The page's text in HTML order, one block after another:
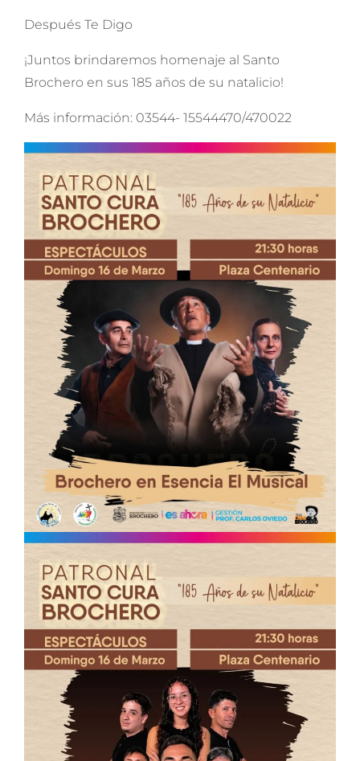
Después Te Digo
¡Juntos brindaremos homenaje al Santo
Brochero en sus 185 años de su natalicio!
Más información: 03544- 15544470/470022